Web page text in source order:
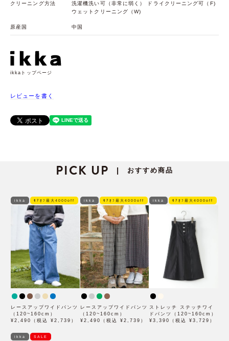
クリーニング方法
洗濯機洗い可（非常に弱く） ドライクリーニング可（F)
ウェットクリーニング（W)
原産国 中国
ikkaトップページ
レビューを書く
PICK UP | おすすめ商品
ikka ﾓｱｵﾌ最大4000off
レースアップワイドパンツ
（120~160cm）
¥2,490（税込 ¥2,739）
ikka ﾓｱｵﾌ最大4000off
レースアップワイドパンツ
（120~160cm）
¥2,490（税込 ¥2,739）
ikka ﾓｱｵﾌ最大4000off
ストレッチ ステッチワイ
ドパンツ（120~160cm）
¥3,390（税込 ¥3,729）
ikka SALE